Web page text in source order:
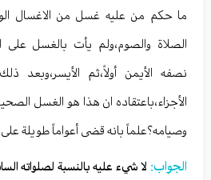
ما حكم من عليه غسل من الاغسال
الصلاة والصوم،ولم يأت بالغسل على
نصفه الأيمن أولاً،ثم الأيسر،وبعد
الأجزاء،باعتقاده ان هذا هو الغسل
وصيامه؟علماً بانه قضى أعواماً طويلة
الجواب: لا شيء عليه بالنسبة لصلواته